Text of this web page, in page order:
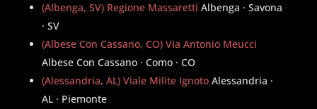
(Albenga, SV) Regione Massaretti Albenga · Savona
· SV
(Albese Con Cassano, CO) Via Antonio Meucci
Albese Con Cassano · Como · CO
(Alessandria, AL) Viale Milite Ignoto Alessandria ·
AL · Piemonte